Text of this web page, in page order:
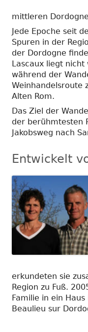
mittleren
Jede Epoche seit
Spuren in der
der Dordogne
Lascaux liegt nicht
während der
Weinhandelsroute
Alten Rom.
Das Ziel der
der berühmtesten
Jakobsweg nach
Entwickelt
erkundeten sie
Region zu Fuß.
Familie in ein
Beaulieu sur